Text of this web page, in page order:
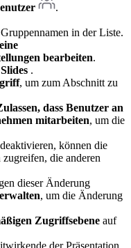
.
in der Liste.
bearbeiten.
Slides .
, um zum Abschnitt zu
dass Benutzer an
mitarbeiten, um die
können die
die anderen
dieser Änderung
, um die Änderung
Zugriffsebene auf
der Präsentation